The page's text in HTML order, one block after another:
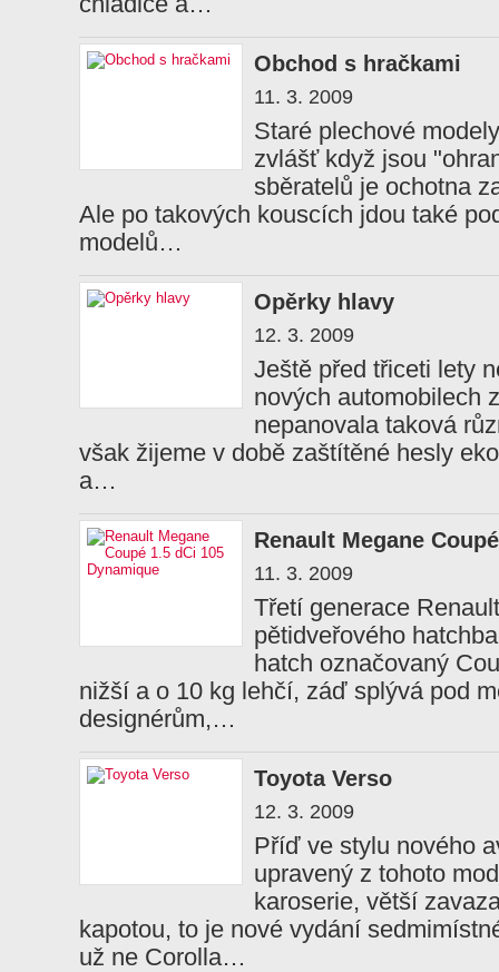
Obchod s hračkami
11. 3. 2009
Staré plechové
zvlášť když jsou
sběratelů je ochotna
Ale po takových kouscích jdou také
modelů…
Opěrky hlavy
12. 3. 2009
Ještě před třiceti lety
nových automobilech
nepanovala taková
však žijeme v době zaštítěné hesly
a…
Renault Megane
11. 3. 2009
Třetí generace
pětidveřového
hatch označovaný
nižší a o 10 kg lehčí, záď splývá pod
designérům,…
Toyota Verso
12. 3. 2009
Příď ve stylu nového
upravený z tohoto
karoserie, větší
kapotou, to je nové vydání
už ne Corolla…